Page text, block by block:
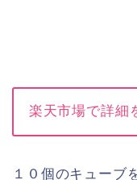
楽天市場で詳細
１０個のキューブ